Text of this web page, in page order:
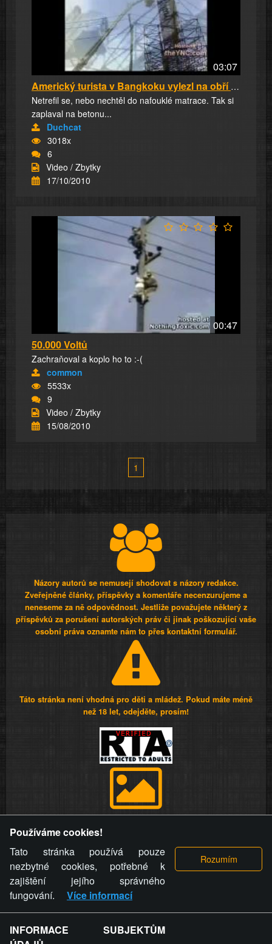
03:07
Americký turista v Bangkoku vylezl na obří bi...
Netrefil se, nebo nechtěl do nafouklé matrace. Tak si
zaplaval na betonu...
Duchcat
3018x
6
Video / Zbytky
17/10/2010
00:47
50.000 Voltů
Zachraňoval a koplo ho to :-(
common
5533x
9
Video / Zbytky
15/08/2010
1
Názory autorů se nemusejí shodovat s názory redakce.
Zveřejněné články, příspěvky a komentáře necenzurujeme a
neneseme za ně odpovědnost. Jestliže považujete některý z
příspěvků za porušení autorských práv či jinak poškozující vaše
osobní práva oznamte nám to přes kontaktní formulář.
Táto stránka není vhodná pro děti a mládež. Pokud máte méně
než 18 let, odejděte, prosím!
videa a komentáře. Osoba, které se toto opatření provozovatele
stránky týče, ani osoba, která umístila fotografii nebo video na
stránku, nemůže z důvodu odstranění fotografie, videa nebo
komentáře pro výše uvedenou okolnost uplatnit vůči
provozovateli stránky žádný nárok na náhradu škody nebo
nemajetkové újmy.
Používáme cookies!
Tato stránka používá pouze
nezbytné cookies, potřebné k
zajištění jejího správného
fungování.
Více informací
INFORMACE SUBJEKTŮM